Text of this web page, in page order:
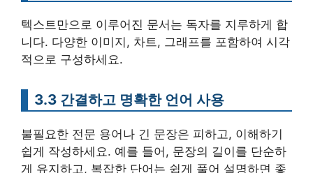
텍스트만으로 이루어진 문서는 독자를 지루하게 합
니다. 다양한 이미지, 차트, 그래프를 포함하여 시각
적으로 구성하세요.
3.3 간결하고 명확한 언어 사용
불필요한 전문 용어나 긴 문장은 피하고, 이해하기
쉽게 작성하세요. 예를 들어, 문장의 길이를 단순하
게 유지하고, 복잡한 단어는 쉽게 풀어 설명하면 좋